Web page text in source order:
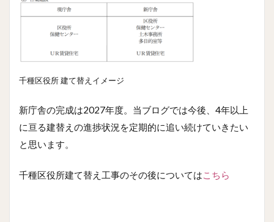
千種区役所 建て替えイメージ
新庁舎の完成は2027年度。当ブログでは今後、4年以上
に亘る建替えの進捗状況を定期的に追い続けていきたい
と思います。
千種区役所建て替え工事のその後についてはこちら